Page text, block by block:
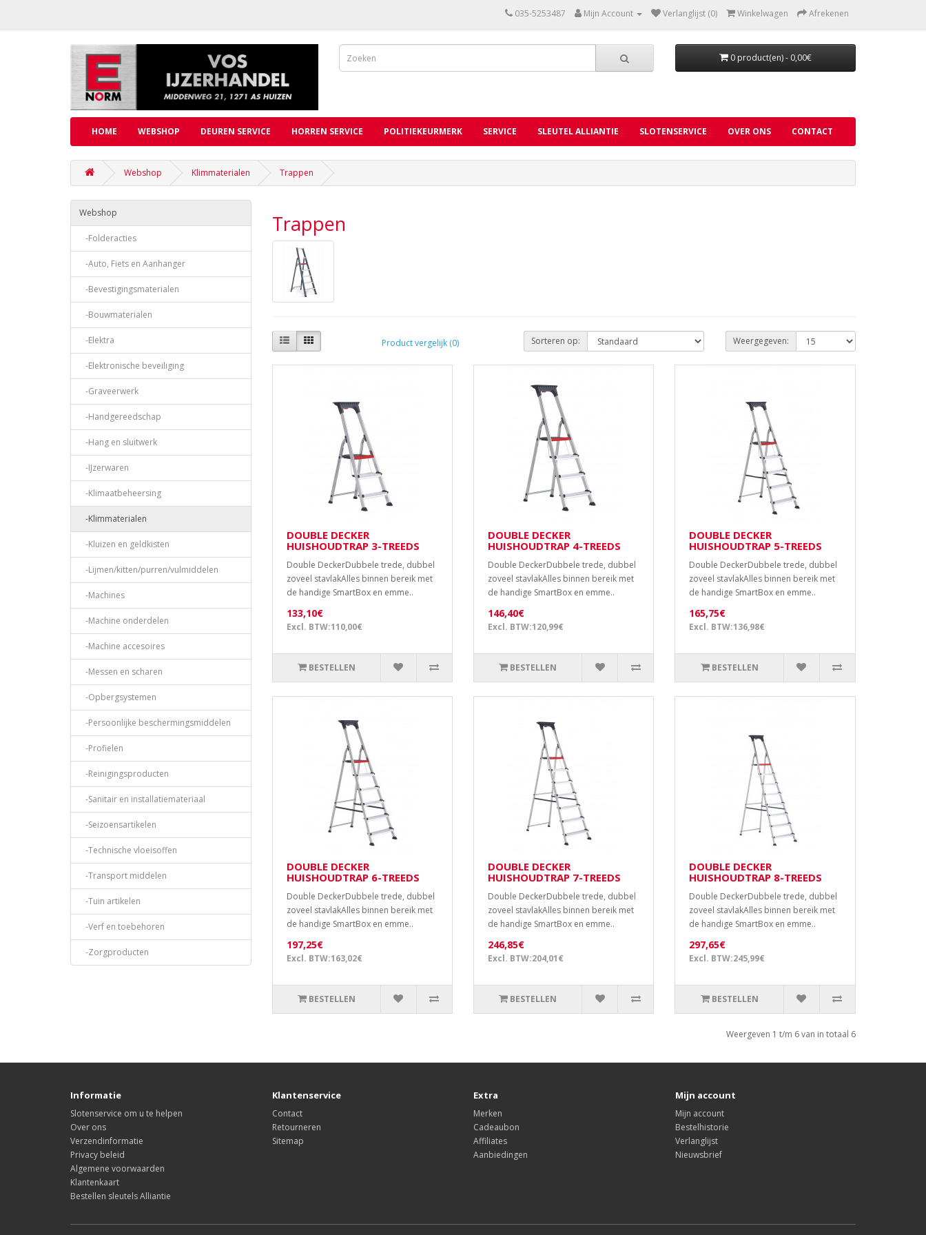
035-5253487 Mijn Account Verlanglijst (0) Winkelwagen Afrekenen
0 product(en) - 0,00€
HOME WEBSHOP DEUREN SERVICE HORREN SERVICE POLITIEKEURMERK SERVICE SLEUTEL ALLIANTIE SLOTENSERVICE OVER ONS CONTACT
Webshop Klimmaterialen Trappen
Webshop
-Folderacties
-Auto, Fiets en Aanhanger
-Bevestigingsmaterialen
-Bouwmaterialen
-Elektra
-Elektronische beveiliging
-Graveerwerk
-Handgereedschap
-Hang en sluitwerk
-IJzerwaren
-Klimaatbeheersing
-Klimmaterialen
-Kluizen en geldkisten
-Lijmen/kitten/purren/vulmiddelen
-Machines
-Machine onderdelen
-Machine accesoires
-Messen en scharen
-Opbergsystemen
-Persoonlijke beschermingsmiddelen
-Profielen
-Reinigingsproducten
-Sanitair en installatiemateriaal
-Seizoensartikelen
-Technische vloeisoffen
-Transport middelen
-Tuin artikelen
-Verf en toebehoren
-Zorgproducten
Trappen
Product vergelijk (0) Sorteren op: Weergegeven:
DOUBLE DECKER
HUISHOUDTRAP 3-TREEDS
Double DeckerDubbele trede, dubbel
zoveel stavlakAlles binnen bereik met
de handige SmartBox en emme..
133,10€
Excl. BTW:110,00€
BESTELLEN
DOUBLE DECKER
HUISHOUDTRAP 4-TREEDS
Double DeckerDubbele trede, dubbel
zoveel stavlakAlles binnen bereik met
de handige SmartBox en emme..
146,40€
Excl. BTW:120,99€
BESTELLEN
DOUBLE DECKER
HUISHOUDTRAP 5-TREEDS
Double DeckerDubbele trede, dubbel
zoveel stavlakAlles binnen bereik met
de handige SmartBox en emme..
165,75€
Excl. BTW:136,98€
BESTELLEN
DOUBLE DECKER
HUISHOUDTRAP 6-TREEDS
Double DeckerDubbele trede, dubbel
zoveel stavlakAlles binnen bereik met
de handige SmartBox en emme..
197,25€
Excl. BTW:163,02€
BESTELLEN
DOUBLE DECKER
HUISHOUDTRAP 7-TREEDS
Double DeckerDubbele trede, dubbel
zoveel stavlakAlles binnen bereik met
de handige SmartBox en emme..
246,85€
Excl. BTW:204,01€
BESTELLEN
DOUBLE DECKER
HUISHOUDTRAP 8-TREEDS
Double DeckerDubbele trede, dubbel
zoveel stavlakAlles binnen bereik met
de handige SmartBox en emme..
297,65€
Excl. BTW:245,99€
BESTELLEN
Weergeven 1 t/m 6 van in totaal 6
Informatie
Slotenservice om u te helpen
Over ons
Verzendinformatie
Privacy beleid
Algemene voorwaarden
Klantenkaart
Bestellen sleutels Alliantie
Klantenservice
Contact
Retourneren
Sitemap
Extra
Merken
Cadeaubon
Affiliates
Aanbiedingen
Mijn account
Mijn account
Bestelhistorie
Verlanglijst
Nieuwsbrief